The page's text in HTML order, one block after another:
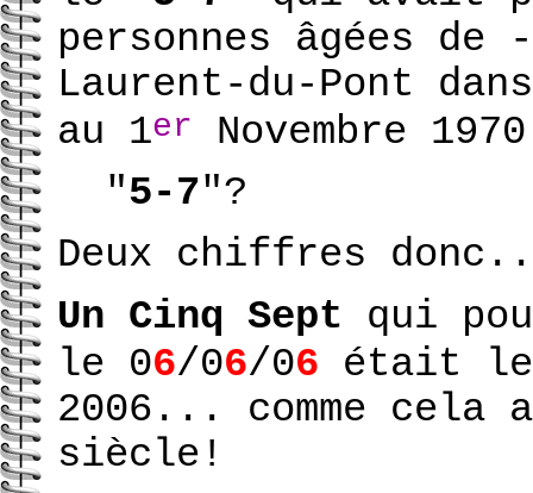
personnes âgées
Laurent-du-Pont
au 1er
Novembre
"5-7"?
Deux chiffres
Un Cinq Sept qui
le 06/06/06 était
2006... comme
siècle!